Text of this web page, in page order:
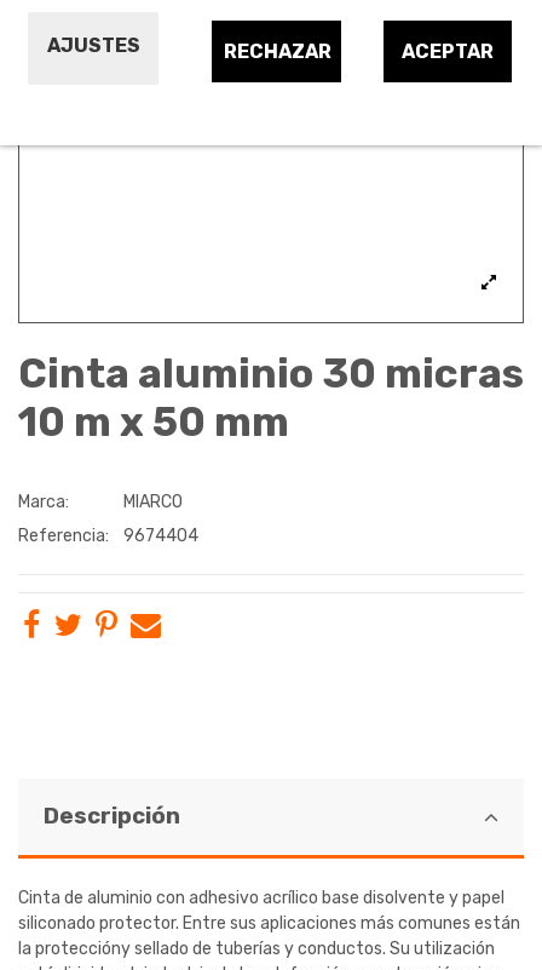
AJUSTES ACEPTAR
RECHAZAR
Cinta aluminio 30 micras
10 m x 50 mm
Marca:
MIARCO
Referencia:
9674404
Descripción
Cinta de aluminio con adhesivo acrílico base disolvente y papel
siliconado protector. Entre sus aplicaciones más comunes están
la proteccióny sellado de tuberías y conductos. Su utilización